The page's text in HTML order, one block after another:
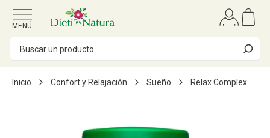
Ir al contenido
MENÚ
Inicio Confort y Relajación Sueño Relax Complex